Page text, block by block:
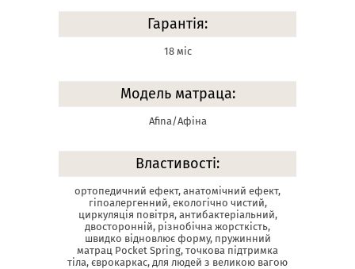
Гарантія:
18 міс
Модель матраца:
Afina/Афіна
Властивості:
ортопедичний ефект, анатомічний ефект,
гіпоалергенний, екологічно чистий,
циркуляція повітря, антибактеріальний,
двосторонній, різнобічна жорсткість,
швидко відновлює форму, пружинний
матрац Pocket Spring, точкова підтримка
тіла, єврокаркас, для людей з великою вагою